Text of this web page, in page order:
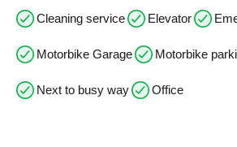
Cleaning service Elevator
Motorbike Garage Motorbike
Next to busy way Office